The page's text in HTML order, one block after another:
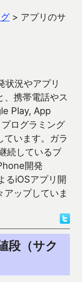
> アプリのサ
状況やアプリ
、携帯電話やス
Play, App
ログラミング
ています。ガラ
続しているブ
開発
るiOSアプリ開
ップしていま
段（サク